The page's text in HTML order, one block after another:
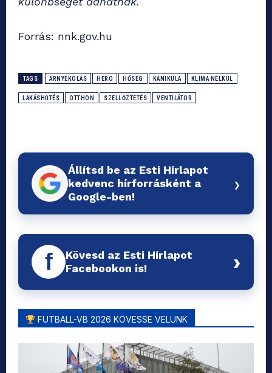
Forrás: nnk.gov.hu
TAGS ÁRNYÉKOLÁS HERO HŐSÉG KÁNIKULA KLÍMA NÉLKÜL
LAKÁSHŰTÉS OTTHON SZELLŐZTETÉS VENTILÁTOR
Állítsd be az Esti Hírlapot
kedvenc hírforrásként a
Google-ben!
›
f
Kövesd az Esti Hírlapot
Facebookon is!
›
FUTBALL-VB 2026 KÖVESSE VELÜNK